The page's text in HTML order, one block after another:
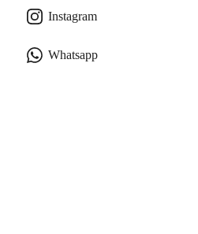
Instagram
Whatsapp